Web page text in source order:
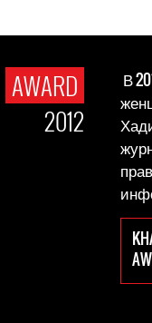
AWARD
2012
В